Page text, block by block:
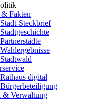
Fakten
Stadt-Steckbrief
Stadtgeschichte
Partnerstädte
Wahlergebnisse
Stadtwald
Rathaus digital
Bürgerbeteiligung
& Verwaltung